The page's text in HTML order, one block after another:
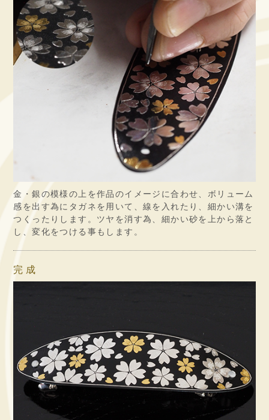
金・銀の模様の上を作品のイメージに合わせ、ボリューム
感を出す為にタガネを用いて、線を入れたり、細かい溝を
つくったりします。ツヤを消す為、細かい砂を上から落と
し、変化をつける事もします。
完成